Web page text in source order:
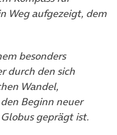
Weg aufgezeigt, dem
besonders
durch den sich
Wandel,
Beginn neuer
geprägt ist.